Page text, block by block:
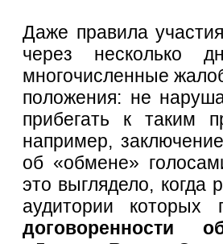
Даже правила
через несколько
многочисленные
положения: не
прибегать к таким
например,
об «обмене»
это выглядело, когда
аудитории которых
договоренности